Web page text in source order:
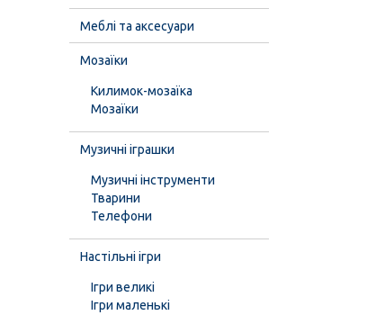
Меблі та аксесуари
Мозаїки
Килимок-мозаїка
Мозаїки
Музичні іграшки
Музичні інструменти
Тварини
Телефони
Настільні ігри
Ігри великі
Ігри маленькі